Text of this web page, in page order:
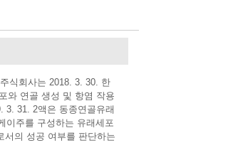
식회사는 2018. 3. 30. 한
와 연골 생성 및 항염 작용
3. 31. 2액은 동종연골유래
이주를 구성하는 유래세포
서의 성공 여부를 판단하는